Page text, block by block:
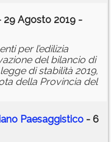
Agosto 2019 -
per l’edilizia
del bilancio di
di stabilità 2019,
della Provincia del
Paesaggistico - 6